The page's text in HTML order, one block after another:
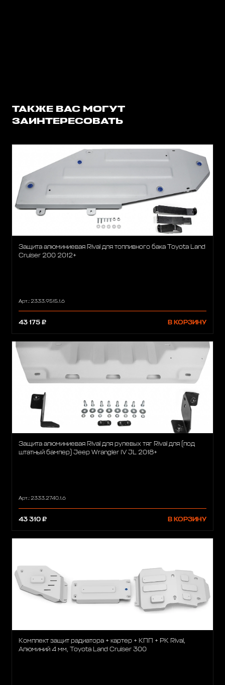
ТАКЖЕ ВАС МОГУТ
ЗАИНТЕРЕСОВАТЬ
Защита алюминиевая Rival для топливного бака Toyota Land
Cruiser 200 2012+
Арт.: 2333.9515.1.6
43 175 ₽ В КОРЗИНУ
Защита алюминиевая Rival для рулевых тяг Rival для (под
штатный бампер) Jeep Wrangler IV JL 2018+
Арт.: 2333.2740.1.6
43 310 ₽ В КОРЗИНУ
Комплект защит радиатора + картер + КПП + РК Rival,
Алюминий 4 мм, Toyota Land Cruiser 300